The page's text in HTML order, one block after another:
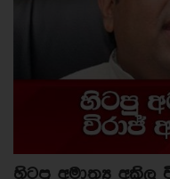
හිටපු අමාත්‍ය අකිල